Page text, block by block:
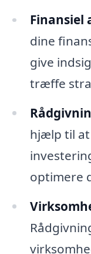
Finansiel
dine
give
træffe
hjælp til
optimere